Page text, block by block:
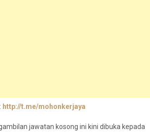
http://t.me/mohonkerjaya
jawatan kosong ini kini dibuka kepada